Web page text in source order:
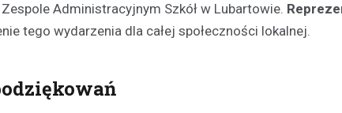
Administracyjnym Szkół w Lubartowie.
tego wydarzenia dla całej społeczności lokalnej.